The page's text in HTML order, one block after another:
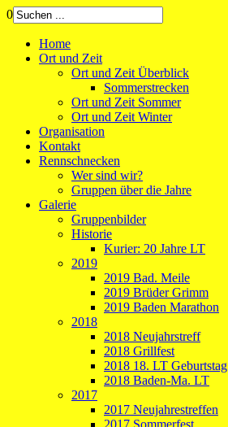
0
Home
Ort und Zeit
Ort und Zeit Überblick
Sommerstrecken
Ort und Zeit Sommer
Ort und Zeit Winter
Organisation
Kontakt
Rennschnecken
Wer sind wir?
Gruppen über die Jahre
Galerie
Gruppenbilder
Historie
Kurier: 20 Jahre LT
2019
2019 Bad. Meile
2019 Brüder Grimm
2019 Baden Marathon
2018
2018 Neujahrstreff
2018 Grillfest
2018 18. LT Geburtstag
2018 Baden-Ma. LT
2017
2017 Neujahrestreffen
2017 Sommerfest